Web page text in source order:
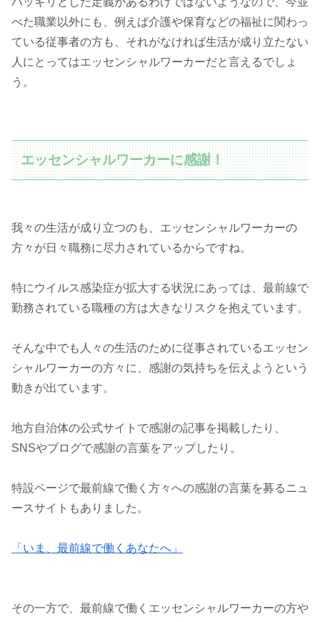
べた職業以外にも、例えば介護や保育などの福祉に関わっ
ている従事者の方も、それがなければ生活が成り立たない
人にとってはエッセンシャルワーカーだと言えるでしょ
う。
エッセンシャルワーカーに感謝！
我々の生活が成り立つのも、エッセンシャルワーカーの
方々が日々職務に尽力されているからですね。
特にウイルス感染症が拡大する状況にあっては、最前線で
勤務されている職種の方は大きなリスクを抱えています。
そんな中でも人々の生活のために従事されているエッセン
シャルワーカーの方々に、感謝の気持ちを伝えようという
動きが出ています。
地方自治体の公式サイトで感謝の記事を掲載したり、
SNSやブログで感謝の言葉をアップしたり。
特設ページで最前線で働く方々への感謝の言葉を募るニュ
ースサイトもありました。
「いま、最前線で働くあなたへ」
その一方で、最前線で働くエッセンシャルワーカーの方や